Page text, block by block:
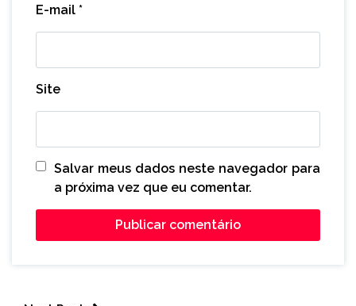
E-mail *
Site
Salvar meus dados neste navegador para
a próxima vez que eu comentar.